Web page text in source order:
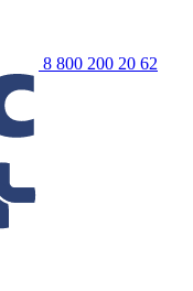
8 800 200 20 62